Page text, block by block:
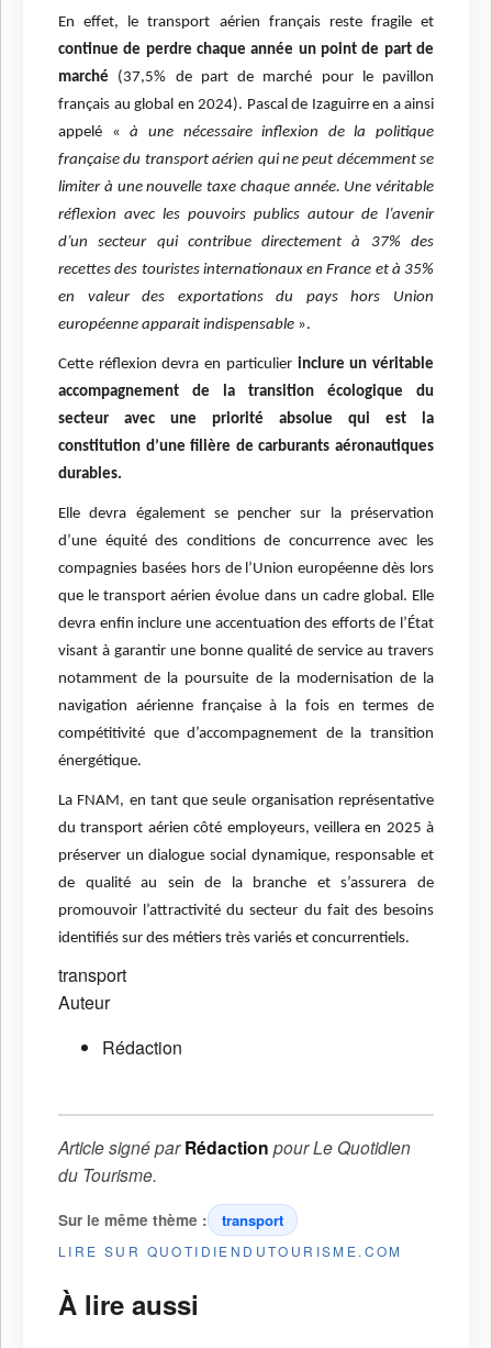
En effet, le transport aérien français reste fragile et
continue de perdre chaque année un point de part de
marché (37,5% de part de marché pour le pavillon
français au global en 2024). Pascal de Izaguirre en a ainsi
appelé «à une nécessaire inflexion de la politique
française du transport aérien qui ne peut décemment se
limiter à une nouvelle taxe chaque année. Une véritable
réflexion avec les pouvoirs publics autour de l’avenir
d’un secteur qui contribue directement à 37% des
recettes des touristes internationaux en France et à 35%
en valeur des exportations du pays hors Union
européenne apparait indispensable ».
Cette réflexion devra en particulier inclure un véritable
accompagnement de la transition écologique du
secteur avec une priorité absolue qui est la
constitution d’une filière de carburants aéronautiques
durables.
Elle devra également se pencher sur la préservation
d’une équité des conditions de concurrence avec les
compagnies basées hors de l’Union européenne dès lors
que le transport aérien évolue dans un cadre global. Elle
devra enfin inclure une accentuation des efforts de l’État
visant à garantir une bonne qualité de service au travers
notamment de la poursuite de la modernisation de la
navigation aérienne française à la fois en termes de
compétitivité que d’accompagnement de la transition
énergétique.
La FNAM, en tant que seule organisation représentative
du transport aérien côté employeurs, veillera en 2025 à
préserver un dialogue social dynamique, responsable et
de qualité au sein de la branche et s’assurera de
promouvoir l’attractivité du secteur du fait des besoins
identifiés sur des métiers très variés et concurrentiels.
transport
Auteur
Rédaction
Article signé parRédaction pourLe Quotidien
du Tourisme.
Sur le même thème : transport
LIRE SUR QUOTIDIENDUTOURISME.COM
À lire aussi